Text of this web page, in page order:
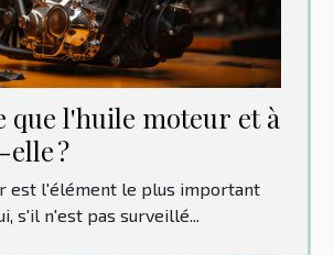
que l'huile moteur et à
?
est l'élément le plus important
s'il n'est pas surveillé...